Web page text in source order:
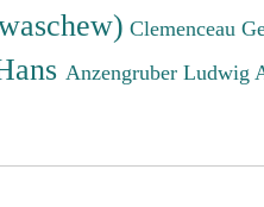
Clemenceau
Anzengruber Ludwig